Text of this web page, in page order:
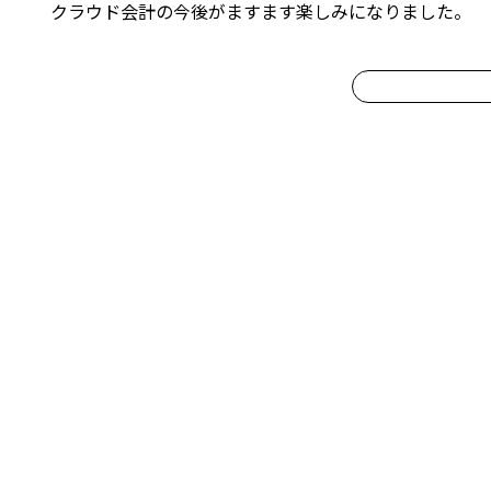
クラウド会計の今後がますます楽しみになりました。